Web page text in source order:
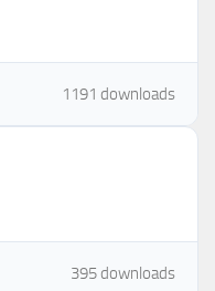
1191 downloads
395 downloads